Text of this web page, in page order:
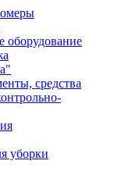
оборудование
средства
уборки